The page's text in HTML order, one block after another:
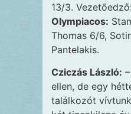
13/3.
Olympiacos:
Thomas 6/6,
Pantelakis.
Cziczás László:
ellen, de egy
találkozót